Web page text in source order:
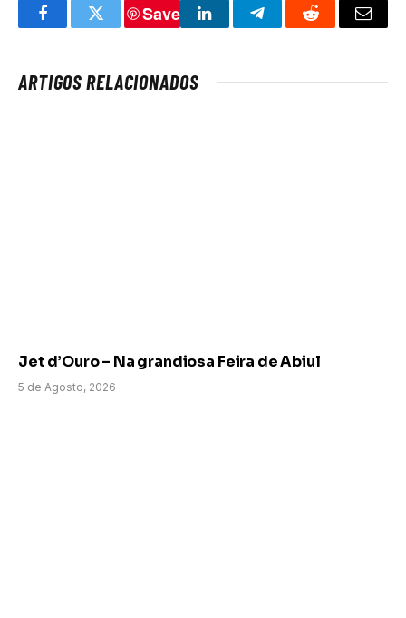
FacebookTwitter
Save
LinkedInTelegramReddit Email
ARTIGOS RELACIONADOS
Jet d’Ouro – Na grandiosa Feira de Abiul
5 de Agosto, 2026